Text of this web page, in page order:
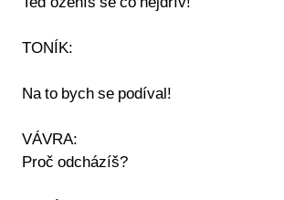
Teď oženíš se co nejdřív!
TONÍK:
Na to bych se podíval!
VÁVRA:
Proč odcházíš?